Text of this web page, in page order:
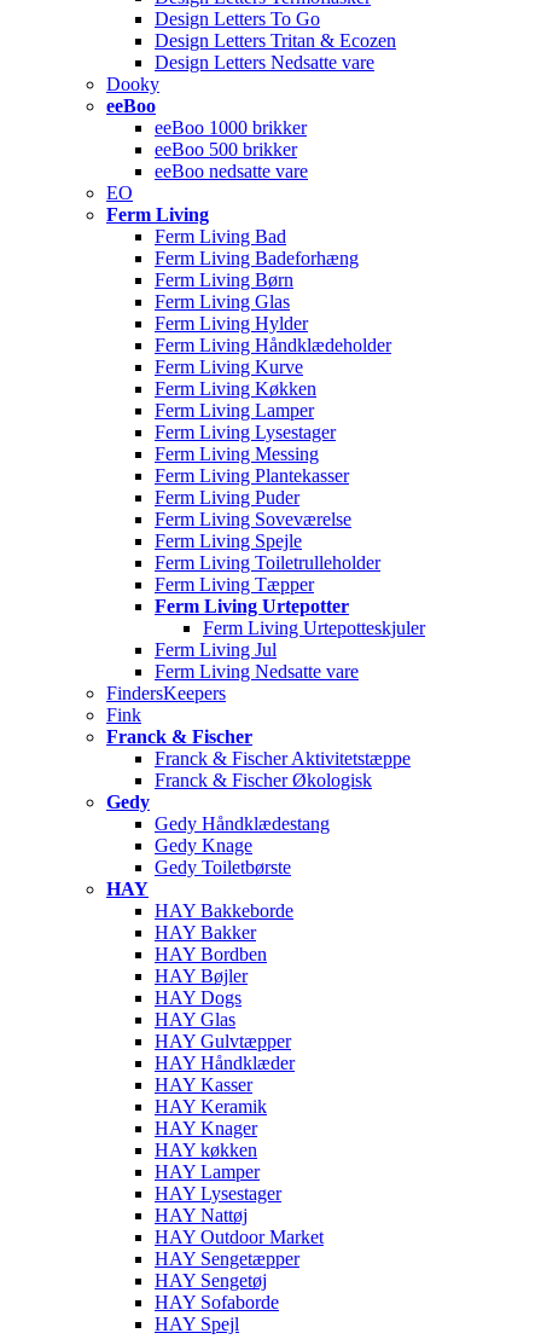
Design Letters To Go
Design Letters Tritan & Ecozen
Design Letters Nedsatte vare
Dooky
eeBoo
eeBoo 1000 brikker
eeBoo 500 brikker
eeBoo nedsatte vare
EO
Ferm Living
Ferm Living Bad
Ferm Living Badeforhæng
Ferm Living Børn
Ferm Living Glas
Ferm Living Hylder
Ferm Living Håndklædeholder
Ferm Living Kurve
Ferm Living Køkken
Ferm Living Lamper
Ferm Living Lysestager
Ferm Living Messing
Ferm Living Plantekasser
Ferm Living Puder
Ferm Living Soveværelse
Ferm Living Spejle
Ferm Living Toiletrulleholder
Ferm Living Tæpper
Ferm Living Urtepotter
Ferm Living Urtepotteskjuler
Ferm Living Jul
Ferm Living Nedsatte vare
FindersKeepers
Fink
Franck & Fischer
Franck & Fischer Aktivitetstæppe
Franck & Fischer Økologisk
Gedy
Gedy Håndklædestang
Gedy Knage
Gedy Toiletbørste
HAY
HAY Bakkeborde
HAY Bakker
HAY Bordben
HAY Bøjler
HAY Dogs
HAY Glas
HAY Gulvtæpper
HAY Håndklæder
HAY Kasser
HAY Keramik
HAY Knager
HAY køkken
HAY Lamper
HAY Lysestager
HAY Nattøj
HAY Outdoor Market
HAY Sengetæpper
HAY Sengetøj
HAY Sofaborde
HAY Spejl